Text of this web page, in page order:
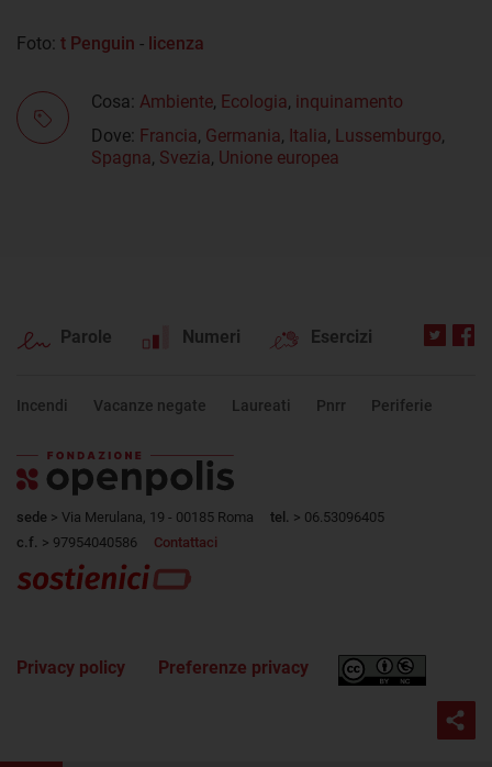
Foto: t Penguin - licenza
Cosa: Ambiente, Ecologia, inquinamento
Dove: Francia, Germania, Italia, Lussemburgo,
Spagna, Svezia, Unione europea
Parole Numeri Esercizi
Incendi Vacanze negate Laureati Pnrr Periferie
sede > Via Merulana, 19 - 00185 Roma tel. > 06.53096405
c.f. > 97954040586 Contattaci
Privacy policy Preferenze privacy